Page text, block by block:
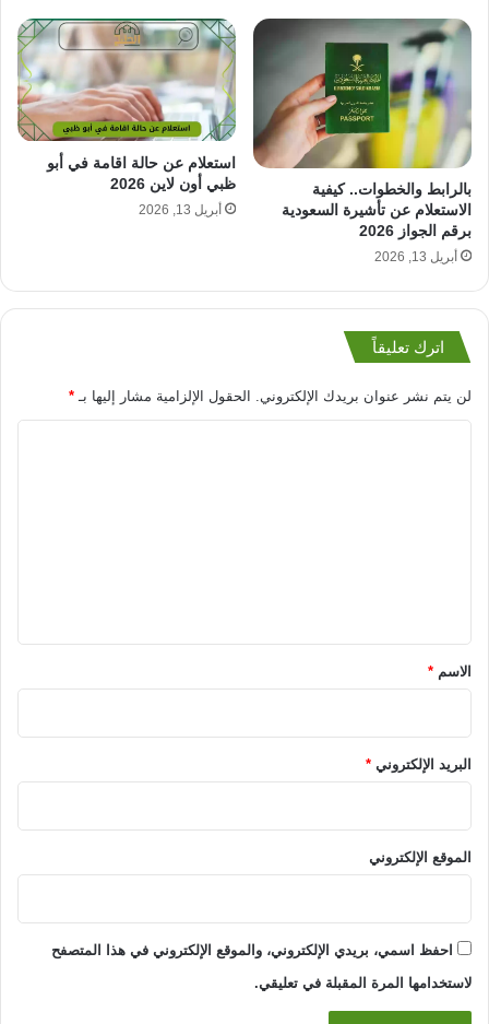
بالرابط والخطوات.. كيفية
الاستعلام عن تأشيرة السعودية
برقم الجواز 2026
أبريل 13, 2026
استعلام عن حالة اقامة في أبو
ظبي أون لاين 2026
أبريل 13, 2026
اترك تعليقاً
لن يتم نشر عنوان بريدك الإلكتروني. الحقول الإلزامية مشار إليها بـ *
*الاسم *
البريد الإلكتروني *
الموقع الإلكتروني
احفظ اسمي، بريدي الإلكتروني، والموقع الإلكتروني في هذا المتصفح
لاستخدامها المرة المقبلة في تعليقي.